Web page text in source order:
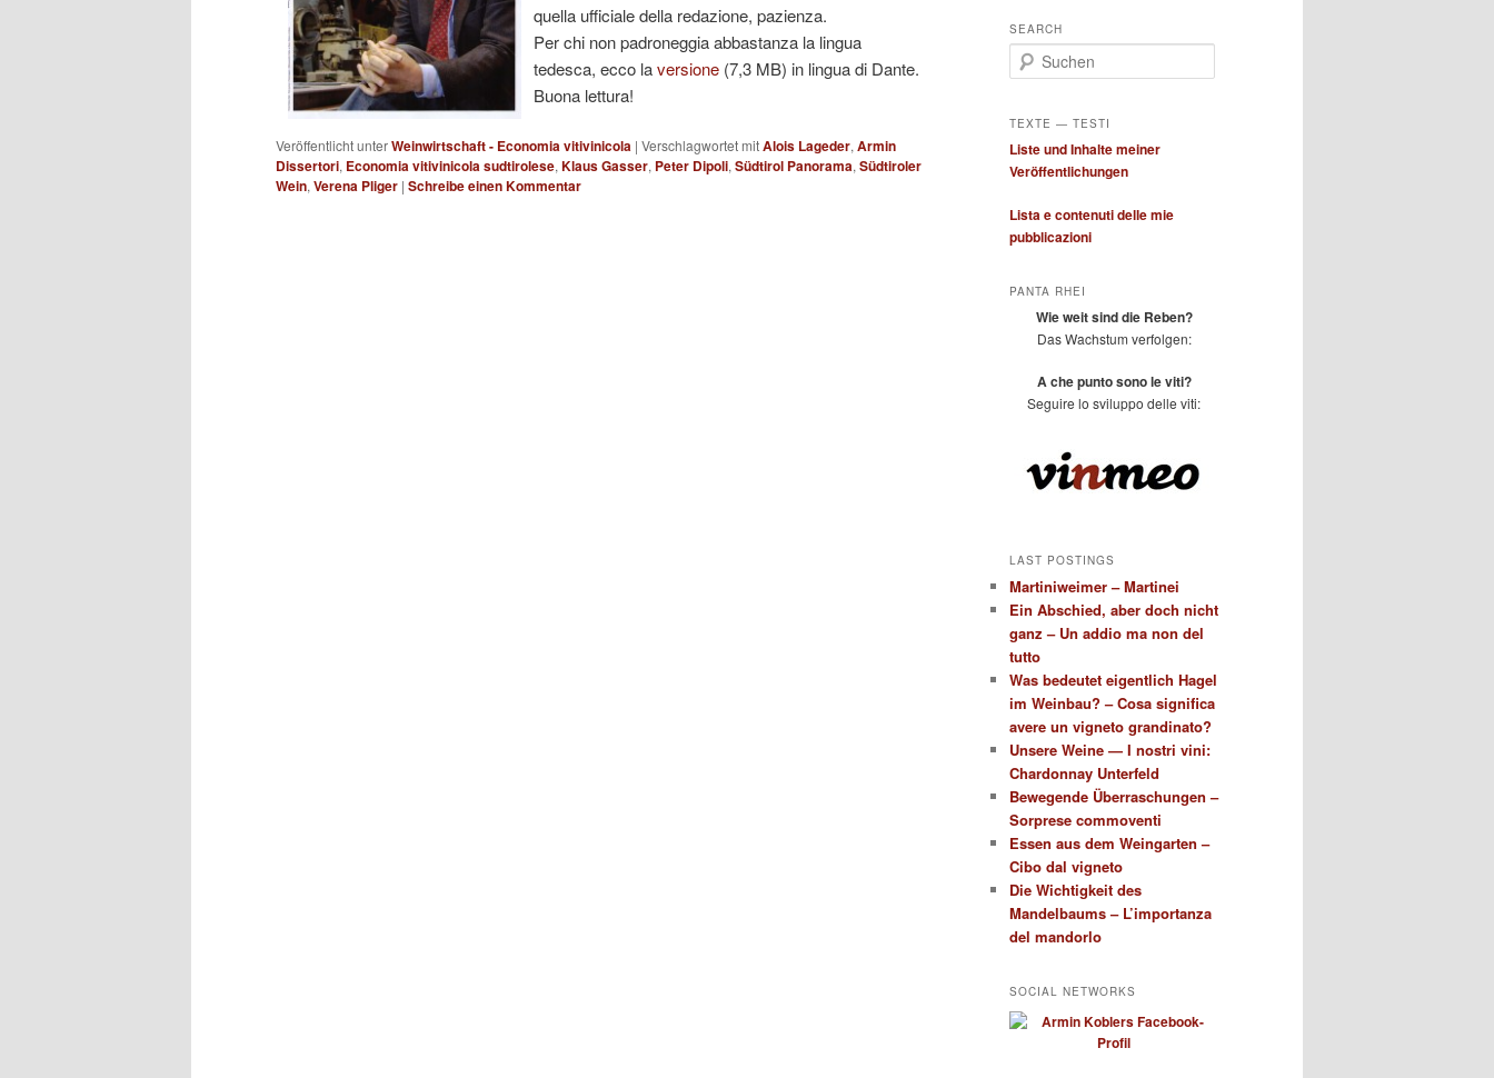
quella ufficiale della redazione, pazienza.
Per chi non padroneggia abbastanza la lingua
tedesca, ecco laversione(7,3 MB) in lingua di Dante.
Buona lettura!
Veröffentlicht unterWeinwirtschaft - Economia vitivinicola | Verschlagwortet mitAlois Lageder, Armin
Dissertori, Economia vitivinicola sudtirolese, Klaus Gasser, Peter Dipoli, Südtirol Panorama, Südtiroler
Wein, Verena Pliger | Schreibe einen Kommentar
SEARCH
u
h
n
TEXTE — TESTI
Liste und Inhalte meiner
Veröffentlichungen
Lista e contenuti delle mie
pubblicazioni
PANTA RHEI
Wie weit sind die Reben?
Das Wachstum verfolgen:
A che punto sono le viti?
Seguire lo sviluppo delle viti:
LAST POSTINGS
Martiniweimer – Martinei
Ein Abschied, aber doch nicht
ganz – Un addio ma non del
tutto
Was bedeutet eigentlich Hagel
im Weinbau? – Cosa significa
avere un vigneto grandinato?
Unsere Weine — I nostri vini:
Chardonnay Unterfeld
Bewegende Überraschungen –
Sorprese commoventi
Essen aus dem Weingarten –
Cibo dal vigneto
Die Wichtigkeit des
Mandelbaums – L’importanza
del mandorlo
SOCIAL NETWORKS